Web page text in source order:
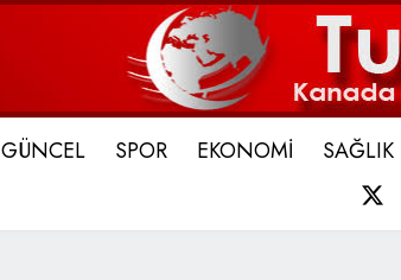
GÜNCEL SPOR EKONOMİ SAĞLIK